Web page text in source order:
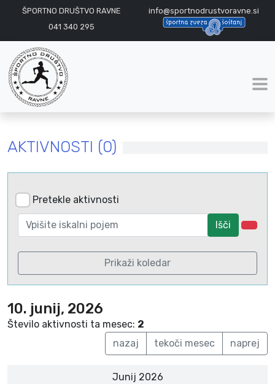
ŠPORTNO DRUŠTVO RAVNE
info@sportnodrustvoravne.si
041 340 295
AKTIVNOSTI (0)
Pretekle aktivnosti
Išči
Prikaži koledar
10. junij, 2026
Število aktivnosti ta mesec: 2
nazaj
tekoči mesec naprej
Junij 2026